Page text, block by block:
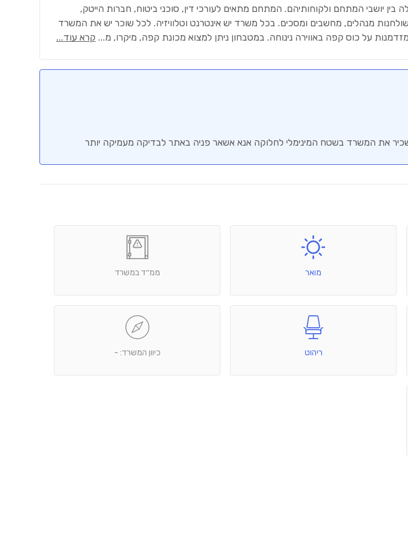
מנהלים, מחשבים ומסכים. בכל משרד יש אינטרנט וטלוויזיה. לכל שוכר יש את המשרד
על כוס קפה באווירה נינוחה. במטבחון ניתן למצוא מכונת קפה, מיקרו, מ... קרא עוד...
את המשרד בשטח המינימלי לחלוקה אנא אשאר פניה באתר לבדיקה מעמיקה יותר
מואר ממ׳׳ד במשרד
ריהוט כיוון המשרד: -